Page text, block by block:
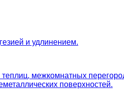
и удлинением.
межкомнатных
поверхностей.